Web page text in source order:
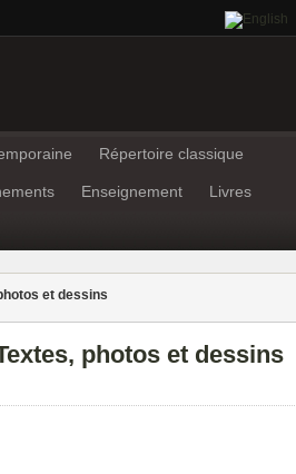
Répertoire classique
Enseignement Livres
et dessins
photos et dessins